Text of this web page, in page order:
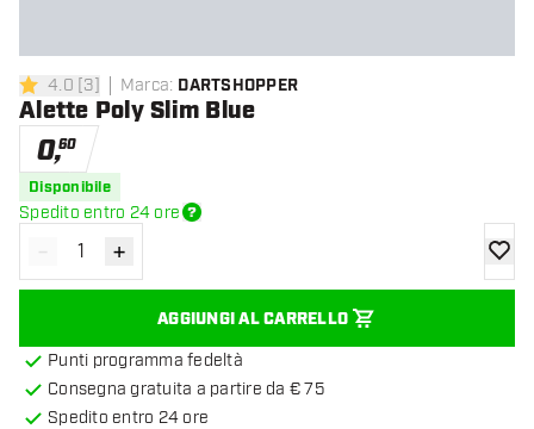
4 stelle di valutazione
4.0 [3] Marca: DARTSHOPPER
Alette Poly Slim Blue
0,60
Disponibile
Spedito entro 24 ore
Diminuisci quantità
- Aumenta quantità
+
AGGIUNGI AL CARRELLO
Punti programma fedeltà
Consegna gratuita a partire da € 75
Spedito entro 24 ore